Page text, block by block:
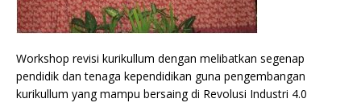
Workshop revisi kurikullum dengan melibatkan segenap
pendidik dan tenaga kependidikan guna pengembangan
kurikullum yang mampu bersaing di Revolusi Industri 4.0